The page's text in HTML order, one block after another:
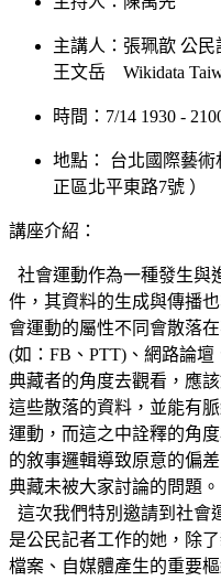
主講人：張珮歆 公
王文岳 Wikidata
時間：7/14 1930 -
地點： 台北國際藝術
正區北平東路7號 ）
講座介紹：
社會運動作為一種發生與
件，其資料的生成與傳播
會運動的屬性不同會散落
(如：FB、PTT)、網路論
典藏者的角度去觀看，應
這些散落的資料，並能有
運動，而這之中詮釋的角
的敘事邏輯導致原意的偏
典藏未被大家討論的問題。
這次我們特別邀請到社會
是公民記者工作的她，除
檔案、自媒體產生的重要